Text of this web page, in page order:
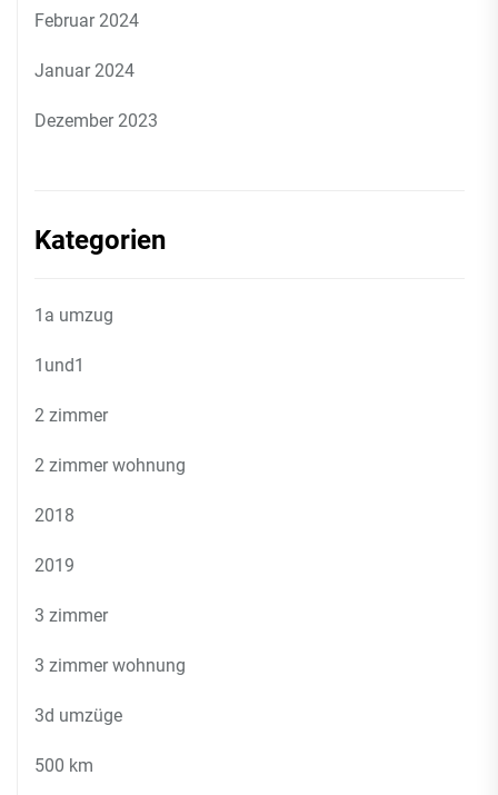
Februar 2024
Januar 2024
Dezember 2023
Kategorien
1a umzug
1und1
2 zimmer
2 zimmer wohnung
2018
2019
3 zimmer
3 zimmer wohnung
3d umzüge
500 km